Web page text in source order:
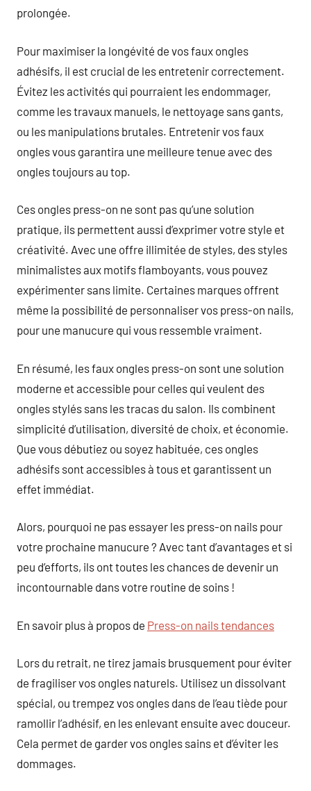
prolongée.
Pour maximiser la longévité de vos faux ongles
adhésifs, il est crucial de les entretenir correctement.
Évitez les activités qui pourraient les endommager,
comme les travaux manuels, le nettoyage sans gants,
ou les manipulations brutales. Entretenir vos faux
ongles vous garantira une meilleure tenue avec des
ongles toujours au top.
Ces ongles press-on ne sont pas qu’une solution
pratique, ils permettent aussi d’exprimer votre style et
créativité. Avec une offre illimitée de styles, des styles
minimalistes aux motifs flamboyants, vous pouvez
expérimenter sans limite. Certaines marques offrent
même la possibilité de personnaliser vos press-on nails,
pour une manucure qui vous ressemble vraiment.
En résumé, les faux ongles press-on sont une solution
moderne et accessible pour celles qui veulent des
ongles stylés sans les tracas du salon. Ils combinent
simplicité d’utilisation, diversité de choix, et économie.
Que vous débutiez ou soyez habituée, ces ongles
adhésifs sont accessibles à tous et garantissent un
effet immédiat.
Alors, pourquoi ne pas essayer les press-on nails pour
votre prochaine manucure ? Avec tant d’avantages et si
peu d’efforts, ils ont toutes les chances de devenir un
incontournable dans votre routine de soins !
En savoir plus à propos de Press-on nails tendances
Lors du retrait, ne tirez jamais brusquement pour éviter
de fragiliser vos ongles naturels. Utilisez un dissolvant
spécial, ou trempez vos ongles dans de l’eau tiède pour
ramollir l’adhésif, en les enlevant ensuite avec douceur.
Cela permet de garder vos ongles sains et d’éviter les
dommages.